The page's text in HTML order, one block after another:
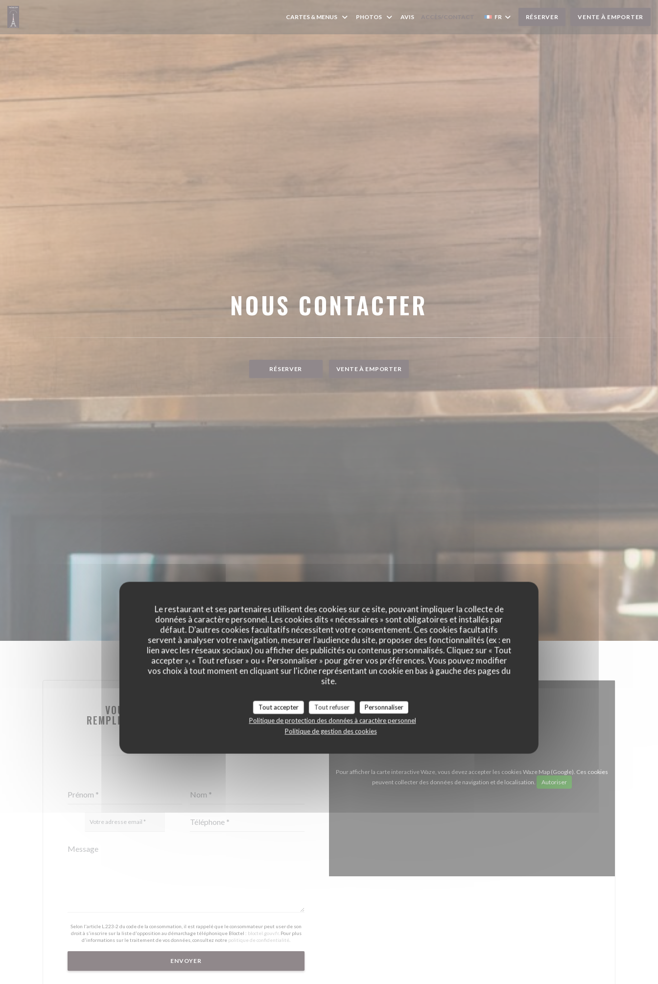
Personnalisation de vos choix en matière de cookies
Le restaurant et ses partenaires utilisent des cookies sur ce site, pouvant impliquer la collecte de
données à caractère personnel. Les cookies dits « nécessaires » sont obligatoires et installés par
défaut. D'autres cookies facultatifs nécessitent votre consentement. Ces cookies facultatifs
servent à analyser votre navigation, mesurer l'audience du site, proposer des fonctionnalités (ex : en
lien avec les réseaux sociaux) ou afficher des publicités ou contenus personnalisés. Cliquez sur « Tout
accepter », « Tout refuser » ou « Personnaliser » pour gérer vos préférences. Vous pouvez modifier
vos choix à tout moment en cliquant sur l'icône représentant un cookie en bas à gauche des pages du
site.
Tout accepter Tout refuser
Personnaliser
Politique de protection des données à caractère personnel
Politique de gestion des cookies
CARTES & MENUS PHOTOS AVIS ACCÈS/CONTACT FR RÉSERVER VENTE À EMPORTER
NOUS CONTACTER
RÉSERVER VENTE À EMPORTER
VOUS DÉSIREZ NOUS CONTACTER ?
REMPLISSEZ LE FORMULAIRE CI-DESSOUS !
Selon l'article L.223-2 du code de la consommation, il est rappelé que le consommateur peut user de son
droit à s'inscrire sur la liste d'opposition au démarchage téléphonique Bloctel : bloctel.gouv.fr. Pour plus
d'informations sur le traitement de vos données, consultez notre politique de confidentialité
Pour afficher la carte interactive Waze, vous devez accepter les cookies Waze Map (Google). Ces cookies
peuvent collecter des données de navigation et de localisation.
Autoriser